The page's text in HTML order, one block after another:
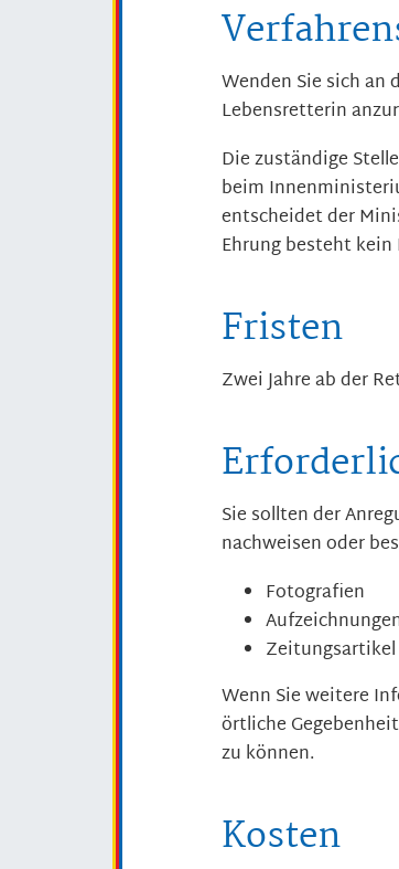
Wenden Sie sich an
Lebensretterin
Die zuständige
beim
entscheidet der
Ehrung besteht
Fristen
Zwei Jahre ab der
Sie sollten der
nachweisen oder
Fotografien
Zeitungsartikel
Wenn Sie weitere
örtliche
zu können.
Kosten